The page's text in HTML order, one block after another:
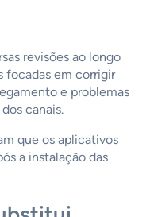
revisões ao longo
focadas em corrigir
e problemas
canais.
que os aplicativos
a instalação das